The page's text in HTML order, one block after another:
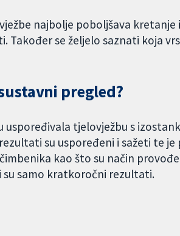
najbolje poboljšava
Također se željelo saznati koja
pregled?
uspoređivala tjelovježbu s
su uspoređeni i sažeti te je
kao što su način
su samo kratkoročni rezultati.